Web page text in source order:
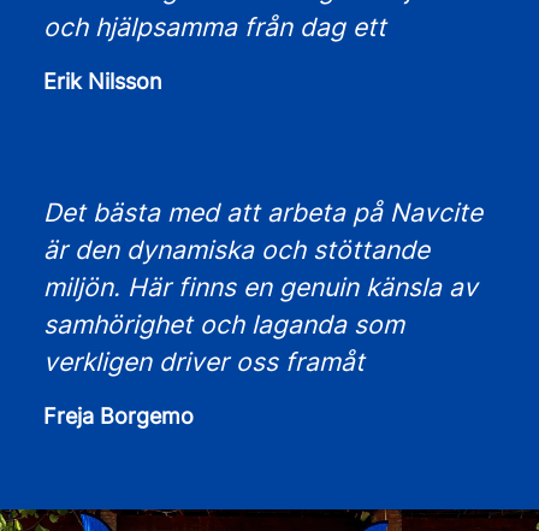
och hjälpsamma från dag ett
Erik Nilsson
Det bästa med att arbeta på Navcite
är den dynamiska och stöttande
miljön. Här finns en genuin känsla av
samhörighet och laganda som
verkligen driver oss framåt
Freja Borgemo